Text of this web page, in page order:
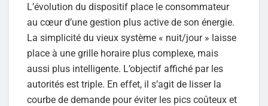
L’évolution du dispositif place le consommateur
au cœur d’une gestion plus active de son énergie.
La simplicité du vieux système « nuit/jour » laisse
place à une grille horaire plus complexe, mais
aussi plus intelligente. L’objectif affiché par les
autorités est triple. En effet, il s’agit de lisser la
courbe de demande pour éviter les pics coûteux et